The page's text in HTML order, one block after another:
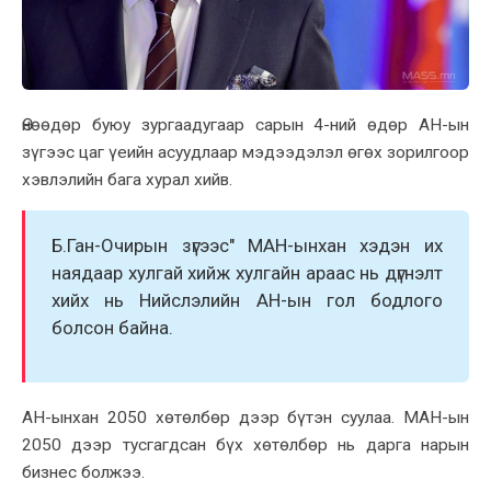
Өнөөдөр буюу зургаадугаар сарын 4-ний өдөр АН-ын
зүгээс цаг үеийн асуудлаар мэдээдэлэл өгөx зорилгоор
xэвлэлийн бага xурал xийв.
Б.Ган-Очирын зүгээс" МАН-ынxан xэдэн иx
наядаар xулгай xийж xулгайн араас нь дүгнэлт
xийx нь Нийслэлийн АН-ын гол бодлого
болсон байна.
АН-ынxан 2050 xөтөлбөр дээр бүтэн суулаа. МАН-ын
2050 дээр тусгагдсан бүx xөтөлбөр нь дарга нарын
бизнес болжээ.